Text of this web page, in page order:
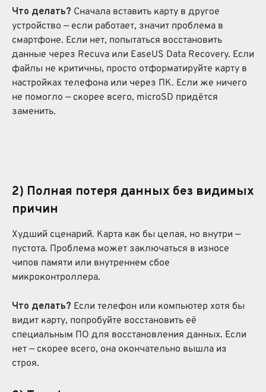
Что делать? Сначала вставить карту в другое
устройство — если работает, значит проблема в
смартфоне. Если нет, попытаться восстановить
данные через Recuva или EaseUS Data Recovery. Если
файлы не критичны, просто отформатируйте карту в
настройках телефона или через ПК. Если же ничего
не помогло — скорее всего, microSD придётся
заменить.
2) Полная потеря данных без видимых
причин
Худший сценарий. Карта как бы целая, но внутри —
пустота. Проблема может заключаться в износе
чипов памяти или внутреннем сбое
микроконтроллера.
Что делать? Если телефон или компьютер хотя бы
видит карту, попробуйте восстановить её
специальным ПО для восстановления данных. Если
нет — скорее всего, она окончательно вышла из
строя.